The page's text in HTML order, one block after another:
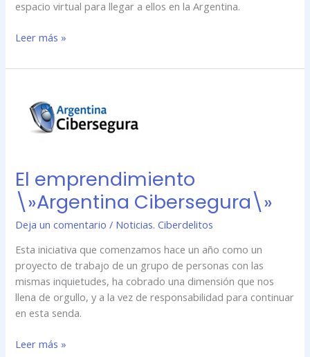
espacio virtual para llegar a ellos en la Argentina.
Leer más »
El emprendimiento
\»Argentina Cibersegura\»
Deja un comentario / Noticias. Ciberdelitos
Esta iniciativa que comenzamos hace un año como un
proyecto de trabajo de un grupo de personas con las
mismas inquietudes, ha cobrado una dimensión que nos
llena de orgullo, y a la vez de responsabilidad para continuar
en esta senda.
emprendimiento
\»Argentina
Leer más »